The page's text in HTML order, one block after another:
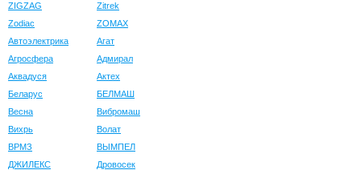
ZIGZAG
Zitrek
Zodiac
ZOMAX
Автоэлектрика
Агат
Агросфера
Адмирал
Аквадуся
Актех
Беларус
БЕЛМАШ
Весна
Вибромаш
Вихрь
Волат
ВРМЗ
ВЫМПЕЛ
ДЖИЛЕКС
Дровосек